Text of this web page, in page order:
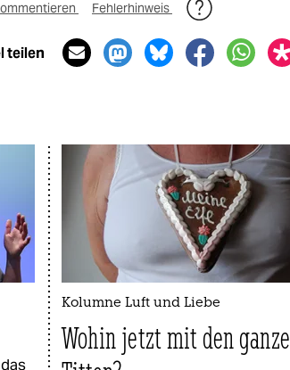
Fehlerhinweis
teilen
Kolumne Luft und Liebe
Wohin jetzt mit den